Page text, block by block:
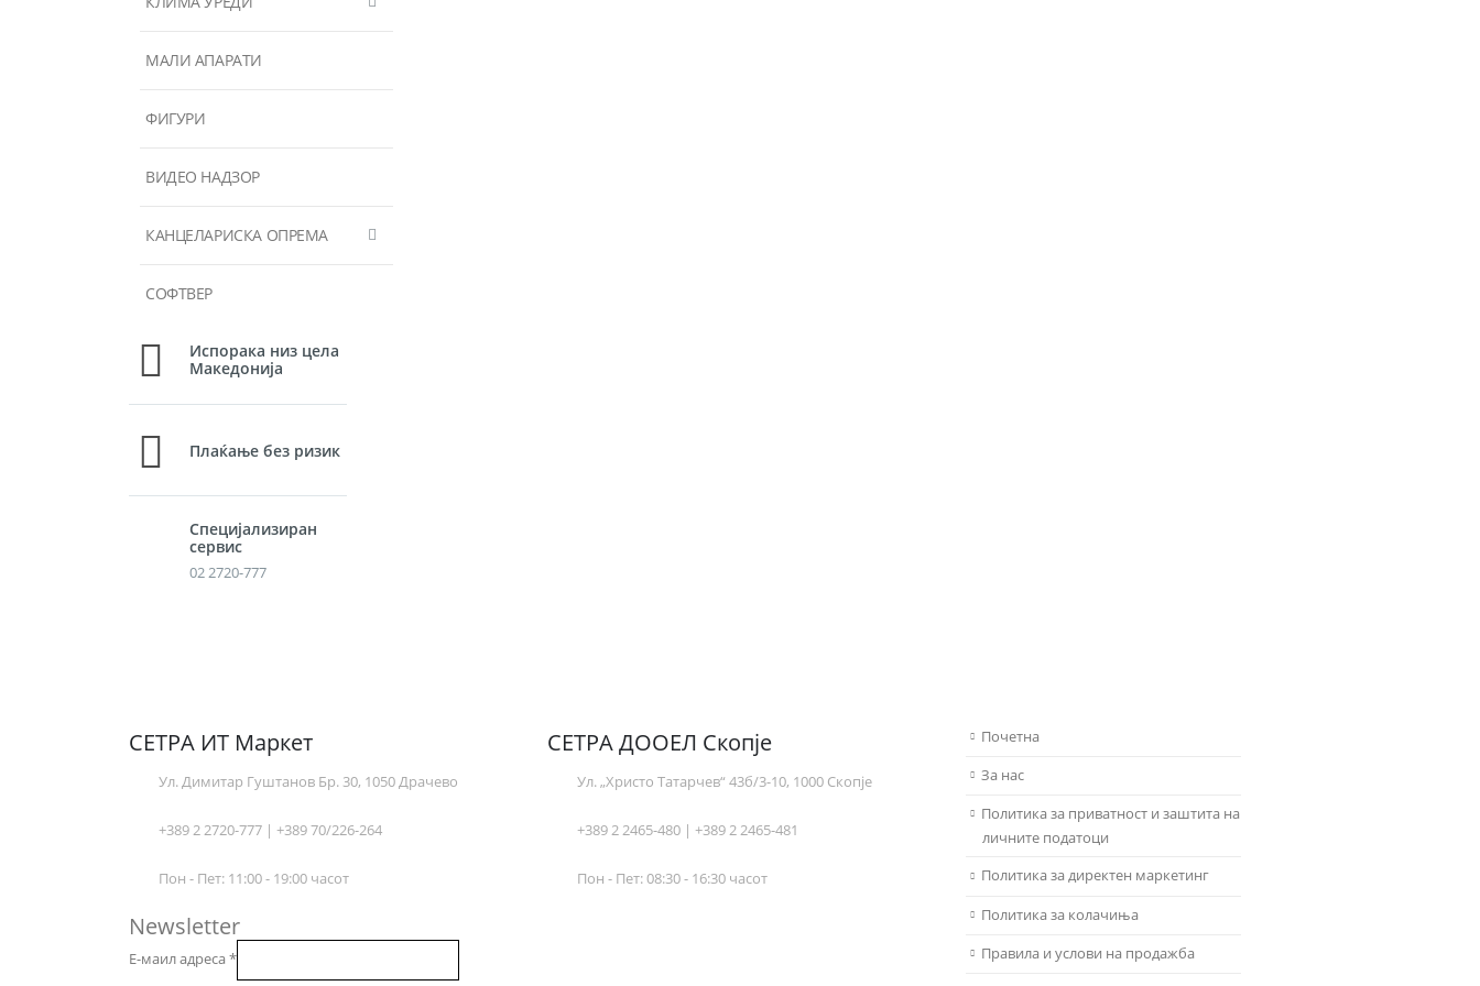
МАЛИ АПАРАТИ
ФИГУРИ
ВИДЕО НАДЗОР
КАНЦЕЛАРИСКА ОПРЕМА
СОФТВЕР
Испорака низ цела
Македонија
Плаќање без ризик
Специјализиран
сервис
02 2720-777
СЕТРА ИТ Маркет
Ул. Димитар Гуштанов Бр. 30, 1050 Драчево
+389 2 2720-777 | +389 70/226-264
Пон - Пет: 11:00 - 19:00 часот
Newsletter
Е-маил адреса*
СЕТРА ДООЕЛ Скопје
Ул. „Христо Татарчев“ 43б/3-10, 1000 Скопје
+389 2 2465-480 | +389 2 2465-481
Пон - Пет: 08:30 - 16:30 часот
Почетна
За нас
Политика за приватност и заштита на
личните податоци
Политика за директен маркетинг
Политика за колачиња
Правила и услови на продажба